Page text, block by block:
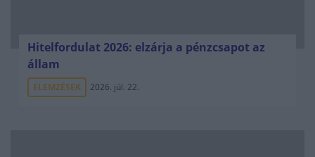
Hitelfordulat 2026: elzárja a pénzcsapot az
állam
ELEMZÉSEK 2026. júl. 22.